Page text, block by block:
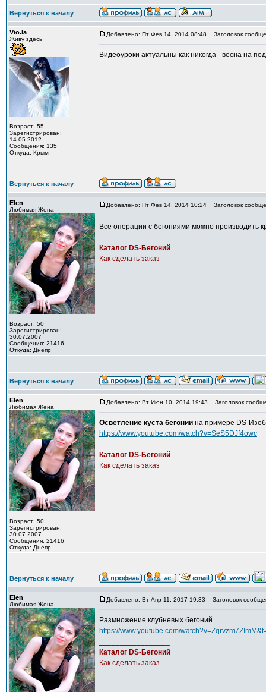
Вернуться к началу
Vio.la
Живу здесь
Возраст: 55
Зарегистрирован:
14.05.2012
Сообщения: 135
Откуда: Крым
Добавлено: Пт Фев 14, 2014 08:48 Заголовок
Видеоуроки актуальны как никогда - весна на
Вернуться к началу
Elen
Любимая Жена
Возраст: 50
Зарегистрирован:
30.07.2007
Сообщения: 21416
Откуда: Днепр
Добавлено: Пт Фев 14, 2014 10:24 Заголовок
Все операции с бегониями можно производить
Каталог DS-Бегоний
Как сделать заказ
Вернуться к началу
Elen
Любимая Жена
Возраст: 50
Зарегистрирован:
30.07.2007
Сообщения: 21416
Откуда: Днепр
Добавлено: Вт Июн 10, 2014 19:43 Заголовок
Осветление куста бегонии на примере DS-
https://www.youtube.com/watch?v=SeS5DJf4owc
Каталог DS-Бегоний
Как сделать заказ
Вернуться к началу
Elen
Любимая Жена
Добавлено: Вт Апр 11, 2017 19:33 Заголовок
Размножение клубневых бегоний
https://www.youtube.com/
Каталог DS-Бегоний
Как сделать заказ